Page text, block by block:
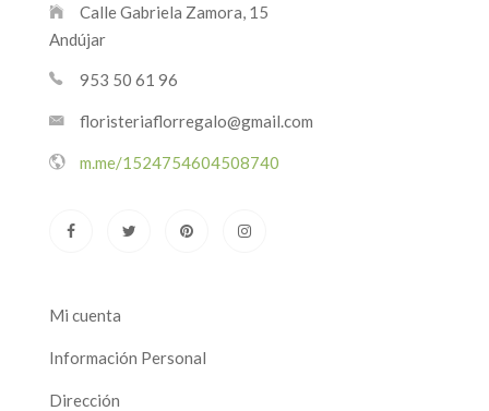
Calle Gabriela Zamora, 15
Andújar
953 50 61 96
floristeriaflorregalo@gmail.com
m.me/1524754604508740
Mi cuenta
Información Personal
Dirección